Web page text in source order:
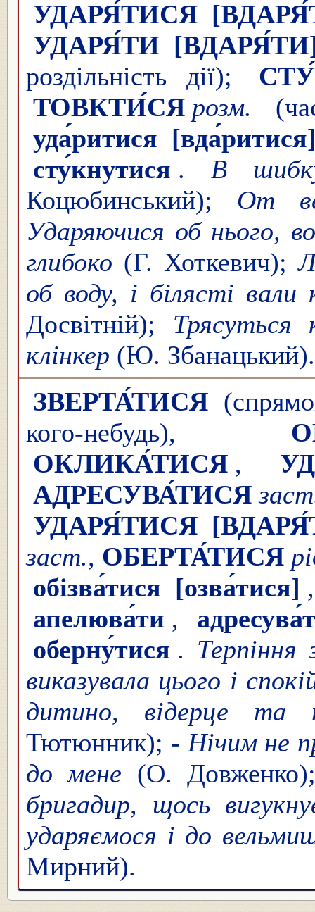
УДАРЯ́ТИСЯ
УДАРЯ́ТИ
роздільність дії);
ТОВКТИ́СЯ розм.
уда́ритися
сту́кнутися . В
Коцюбинський); От
Ударяючися об нього,
глибоко (Г. Хоткевич);
об воду, і білясті вали
Досвітній); Трясуться
клінкер (Ю. Збанацький).
ЗВЕРТА́ТИСЯ
кого-небудь),
ОКЛИКА́ТИСЯ ,
АДРЕСУВА́ТИСЯ
УДАРЯ́ТИСЯ
заст., ОБЕРТА́ТИСЯ
обізва́тися [озва́тися]
апелюва́ти ,
оберну́тися .
виказувала цього і
дитино, відерце та
Тютюнник); - Нічим не
до мене (О.
бригадир, щось
ударяємося і до
Мирний).